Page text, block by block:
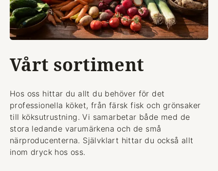
Vårt sortiment
Hos oss hittar du allt du behöver för det
professionella köket, från färsk fisk och grönsaker
till köksutrustning. Vi samarbetar både med de
stora ledande varumärkena och de små
närproducenterna. Självklart hittar du också allt
inom dryck hos oss.